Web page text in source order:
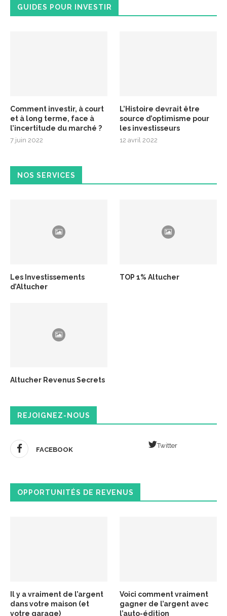
GUIDES POUR INVESTIR
Comment investir, à court
et à long terme, face à
l’incertitude du marché ?
7 juin 2022
L’Histoire devrait être
source d’optimisme pour
les investisseurs
12 avril 2022
NOS SERVICES
Les Investissements
d’Altucher
TOP 1% Altucher
Altucher Revenus Secrets
REJOIGNEZ-NOUS
FACEBOOK
Twitter
OPPORTUNITÉS DE REVENUS
Il y a vraiment de l’argent
dans votre maison (et
votre garage)
Voici comment vraiment
gagner de l’argent avec
l’auto-édition